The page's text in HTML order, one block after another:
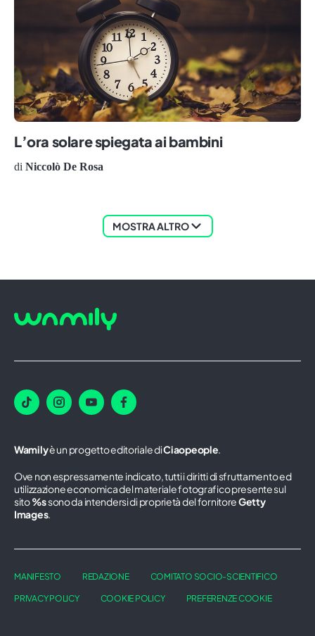
L’ora solare spiegata ai bambini
di Niccolò De Rosa
MOSTRA ALTRO
Wamilyè un progetto editoriale diCiaopeople
Ove non espressamente indicato, tutti i diritti di sfruttamento ed
utilizzazione economica del materiale fotografico presente sul
sito%ssono da intendersi di proprietà del fornitoreGetty
Images.
MANIFESTO REDAZIONE COMITATO SOCIO-SCIENTIFICO
PRIVACY POLICY COOKIE POLICY PREFERENZE COOKIE